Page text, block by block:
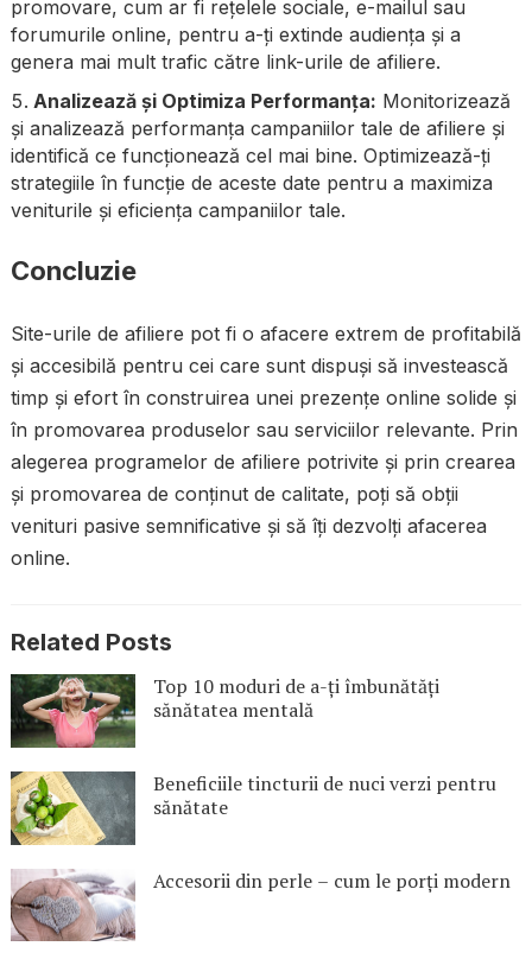
promovare, cum ar fi rețelele sociale, e-mailul sau
forumurile online, pentru a-ți extinde audiența și a
genera mai mult trafic către link-urile de afiliere.
Analizează și Optimiza Performanța: Monitorizează
și analizează performanța campaniilor tale de afiliere și
identifică ce funcționează cel mai bine. Optimizează-ți
strategiile în funcție de aceste date pentru a maximiza
veniturile și eficiența campaniilor tale.
Concluzie
Site-urile de afiliere pot fi o afacere extrem de profitabilă
și accesibilă pentru cei care sunt dispuși să investească
timp și efort în construirea unei prezențe online solide și
în promovarea produselor sau serviciilor relevante. Prin
alegerea programelor de afiliere potrivite și prin crearea
și promovarea de conținut de calitate, poți să obții
venituri pasive semnificative și să îți dezvolți afacerea
online.
Related Posts
Top 10 moduri de a-ți îmbunătăți
sănătatea mentală
Beneficiile tincturii de nuci verzi pentru
sănătate
Accesorii din perle – cum le porți modern